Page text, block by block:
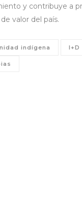
y contribuye a
valor del país.
indígena I+D